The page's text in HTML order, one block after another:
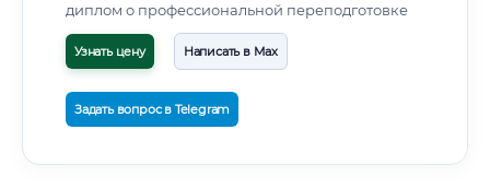
диплом о профессиональной переподготовке
Узнать цену Написать в Max
Задать вопрос в Telegram